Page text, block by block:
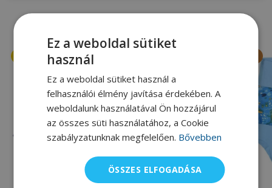
XL M S
Splash About
Ez a weboldal sütiket
használ
Ez a weboldal sütiket használ a
felhasználói élmény javítása érdekében. A
weboldalunk használatával Ön hozzájárul
az összes süti használatához, a Cookie
szabályzatunknak megfelelően. Bővebben
ÖSSZES ELFOGADÁSA